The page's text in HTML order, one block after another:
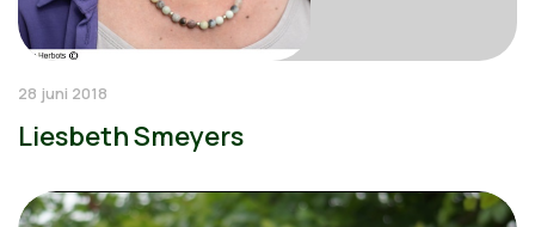
28 juni 2018
Liesbeth Smeyers